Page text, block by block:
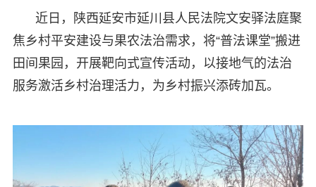
近日，陕西延安市延川县人民法院文安驿法庭聚
焦乡村平安建设与果农法治需求，将“普法课堂”搬进
田间果园，开展靶向式宣传活动，以接地气的法治
服务激活乡村治理活力，为乡村振兴添砖加瓦。